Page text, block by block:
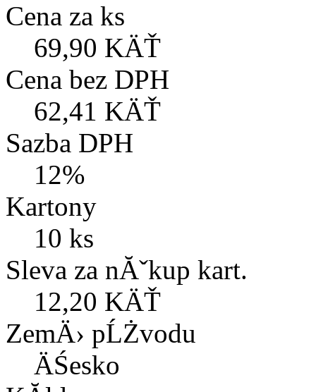
Cena za ks
69,90 KÄŤ
Cena bez DPH
62,41 KÄŤ
Sazba DPH
12%
Kartony
10 ks
Sleva za nĂˇkup kart.
12,20 KÄŤ
ZemÄ› pĹŻvodu
ÄŚesko